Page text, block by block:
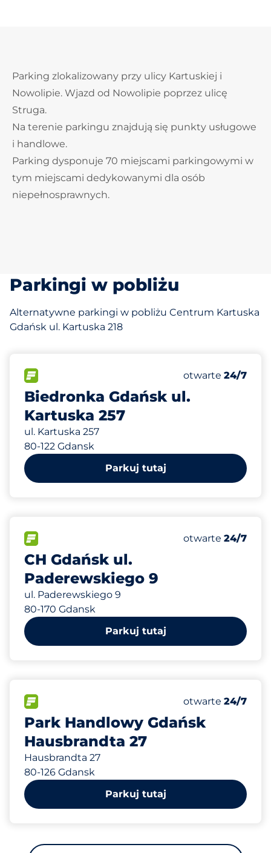
Parking zlokalizowany przy ulicy Kartuskiej i
Nowolipie. Wjazd od Nowolipie poprzez ulicę
Struga.
Na terenie parkingu znajdują się punkty usługowe
i handlowe.
Parking dysponuje 70 miejscami parkingowymi w
tym miejscami dedykowanymi dla osób
niepełnosprawnych.
Parkingi w pobliżu
Alternatywne parkingi w pobliżu Centrum Kartuska
Gdańsk ul. Kartuska 218
Biedronka Gdańsk ul.
Kartuska 257
ul. Kartuska 257
80-122 Gdansk
Liczba miejsc
Całkowita
Poniedziałek
otwarte 24/7
Parkuj tutaj
CH Gdańsk ul.
Paderewskiego 9
ul. Paderewskiego 9
80-170 Gdansk
Liczba miejsc
Całkowita
Poniedziałek
otwarte 24/7
Parkuj tutaj
Park Handlowy Gdańsk
Hausbrandta 27
Hausbrandta 27
80-126 Gdansk
Liczba miejsc
Całkowita
Poniedziałek
otwarte 24/7
Parkuj tutaj